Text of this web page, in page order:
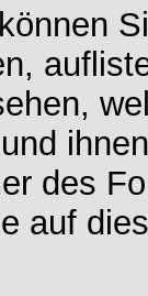
des
auf